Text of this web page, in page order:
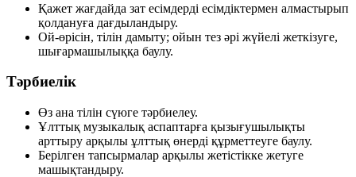
Қажет жағдайда зат есімдерді есімдіктермен алмастырып
қолдануға дағдыландыру.
Ой-өрісін, тілін дамыту; ойын тез әрі жүйелі жеткізуге,
шығармашылыққа баулу.
Тәрбиелік
Өз ана тілін сүюге тәрбиелеу.
Ұлттық музыкалық аспаптарға қызығушылықты
арттыру арқылы ұлттық өнерді құрметтеуге баулу.
Берілген тапсырмалар арқылы жетістікке жетуге
машықтандыру.